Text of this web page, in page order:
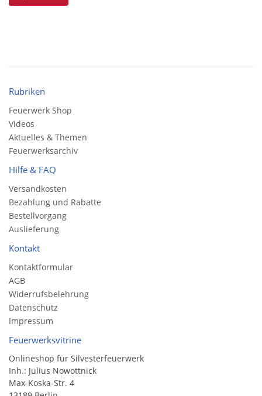
Rubriken
Feuerwerk Shop
Videos
Aktuelles & Themen
Feuerwerksarchiv
Hilfe & FAQ
Versandkosten
Bezahlung und Rabatte
Bestellvorgang
Auslieferung
Kontakt
Kontaktformular
AGB
Widerrufsbelehrung
Datenschutz
Impressum
Feuerwerksvitrine
Onlineshop für Silvesterfeuerwerk
Inh.: Julius Nowottnick
Max-Koska-Str. 4